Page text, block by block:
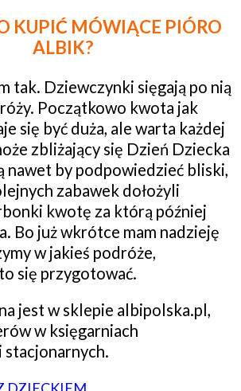
KUPIĆ MÓWIĄCE PIÓRO
ALBIK?
tak. Dziewczynki sięgają po nią
Początkowo kwota jak
się być duża, ale warta każdej
zbliżający się Dzień Dziecka
nawet by podpowiedzieć bliski,
zabawek dołożyli
kwotę za którą później
Bo już wkrótce mam nadzieję
w jakieś podróże,
się przygotować.
jest w sklepie albipolska.pl,
w księgarniach